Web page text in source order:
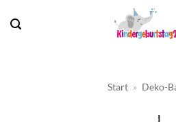
Inhalt
Start » Deko-